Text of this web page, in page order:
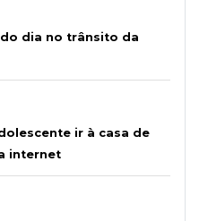
dia no trânsito da
ir à casa de
internet